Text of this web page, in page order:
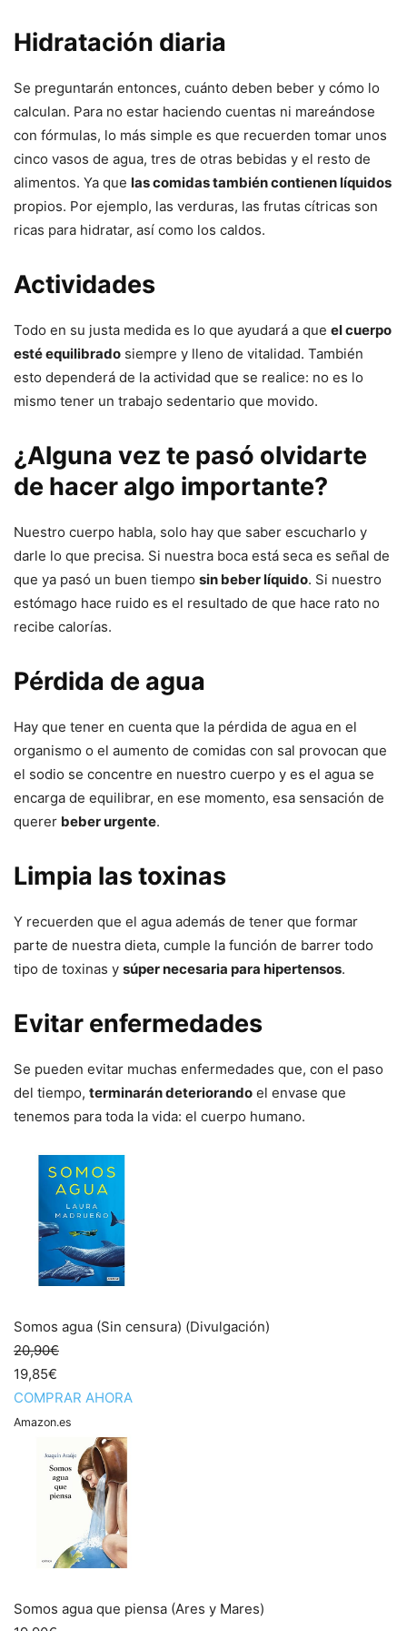
Hidratación diaria
Se preguntarán entonces, cuánto deben beber y cómo lo
calculan. Para no estar haciendo cuentas ni mareándose
con fórmulas, lo más simple es que recuerden tomar unos
cinco vasos de agua, tres de otras bebidas y el resto de
alimentos. Ya que las comidas también contienen líquidos
propios. Por ejemplo, las verduras, las frutas cítricas son
ricas para hidratar, así como los caldos.
Actividades
Todo en su justa medida es lo que ayudará a que el cuerpo
esté equilibrado siempre y lleno de vitalidad. También
esto dependerá de la actividad que se realice: no es lo
mismo tener un trabajo sedentario que movido.
¿Alguna vez te pasó olvidarte
de hacer algo importante?
Nuestro cuerpo habla, solo hay que saber escucharlo y
darle lo que precisa. Si nuestra boca está seca es señal de
que ya pasó un buen tiempo sin beber líquido. Si nuestro
estómago hace ruido es el resultado de que hace rato no
recibe calorías.
Pérdida de agua
Hay que tener en cuenta que la pérdida de agua en el
organismo o el aumento de comidas con sal provocan que
el sodio se concentre en nuestro cuerpo y es el agua se
encarga de equilibrar, en ese momento, esa sensación de
querer beber urgente.
Limpia las toxinas
Y recuerden que el agua además de tener que formar
parte de nuestra dieta, cumple la función de barrer todo
tipo de toxinas y súper necesaria para hipertensos.
Evitar enfermedades
Se pueden evitar muchas enfermedades que, con el paso
del tiempo, terminarán deteriorando el envase que
tenemos para toda la vida: el cuerpo humano.
Somos agua (Sin censura) (Divulgación)
20,90€
19,85€
COMPRAR AHORA
Amazon.es
Somos agua que piensa (Ares y Mares)